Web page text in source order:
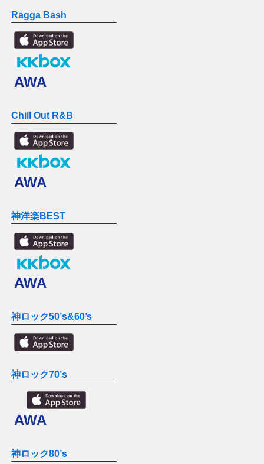
Ragga Bash
AWA
Chill Out R&B
AWA
神洋楽BEST
AWA
神ロック50’s&60’s
神ロック70’s
AWA
神ロック80’s